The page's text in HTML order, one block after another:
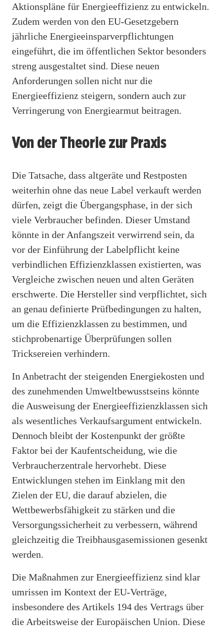
Aktionspläne für Energieeffizienz zu entwickeln.
Zudem werden von den EU-Gesetzgebern
jährliche Energieeinsparverpflichtungen
eingeführt, die im öffentlichen Sektor besonders
streng ausgestaltet sind. Diese neuen
Anforderungen sollen nicht nur die
Energieeffizienz steigern, sondern auch zur
Verringerung von Energiearmut beitragen.
Von der Theorie zur Praxis
Die Tatsache, dass altgeräte und Restposten
weiterhin ohne das neue Label verkauft werden
dürfen, zeigt die Übergangsphase, in der sich
viele Verbraucher befinden. Dieser Umstand
könnte in der Anfangszeit verwirrend sein, da
vor der Einführung der Labelpflicht keine
verbindlichen Effizienzklassen existierten, was
Vergleiche zwischen neuen und alten Geräten
erschwerte. Die Hersteller sind verpflichtet, sich
an genau definierte Prüfbedingungen zu halten,
um die Effizienzklassen zu bestimmen, und
stichprobenartige Überprüfungen sollen
Tricksereien verhindern.
In Anbetracht der steigenden Energiekosten und
des zunehmenden Umweltbewusstseins könnte
die Ausweisung der Energieeffizienzklassen sich
als wesentliches Verkaufsargument entwickeln.
Dennoch bleibt der Kostenpunkt der größte
Faktor bei der Kaufentscheidung, wie die
Verbraucherzentrale hervorhebt. Diese
Entwicklungen stehen im Einklang mit den
Zielen der EU, die darauf abzielen, die
Wettbewerbsfähigkeit zu stärken und die
Versorgungssicherheit zu verbessern, während
gleichzeitig die Treibhausgasemissionen gesenkt
werden.
Die Maßnahmen zur Energieeffizienz sind klar
umrissen im Kontext der EU-Verträge,
insbesondere des Artikels 194 des Vertrags über
die Arbeitsweise der Europäischen Union. Diese